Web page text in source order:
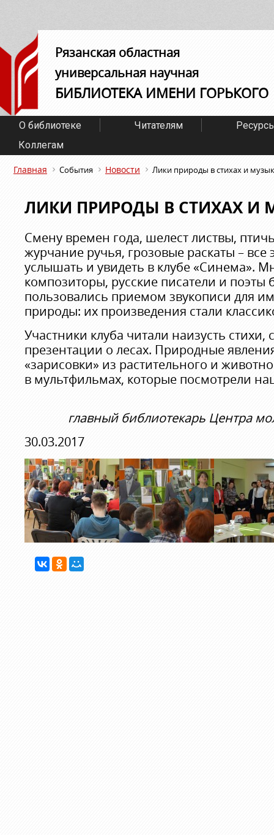
Рязанская областная
универсальная научная
БИБЛИОТЕКА ИМЕНИ ГОРЬКОГО
О библиотеке Читателям
Коллегам
Главная События Новости Лики природы в стихах и
ЛИКИ ПРИРОДЫ В СТИХАХ И
Смену времен года, шелест листвы,
журчание ручья, грозовые раскаты –
услышать и увидеть в клубе «Синема».
композиторы, русские писатели и поэты
пользовались приемом звукописи для
природы: их произведения стали
Участники клуба читали наизусть стихи,
презентации о лесах. Природные
«зарисовки» из растительного и
в мультфильмах, которые посмотрели
главный библиотекарь Центра
30.03.2017